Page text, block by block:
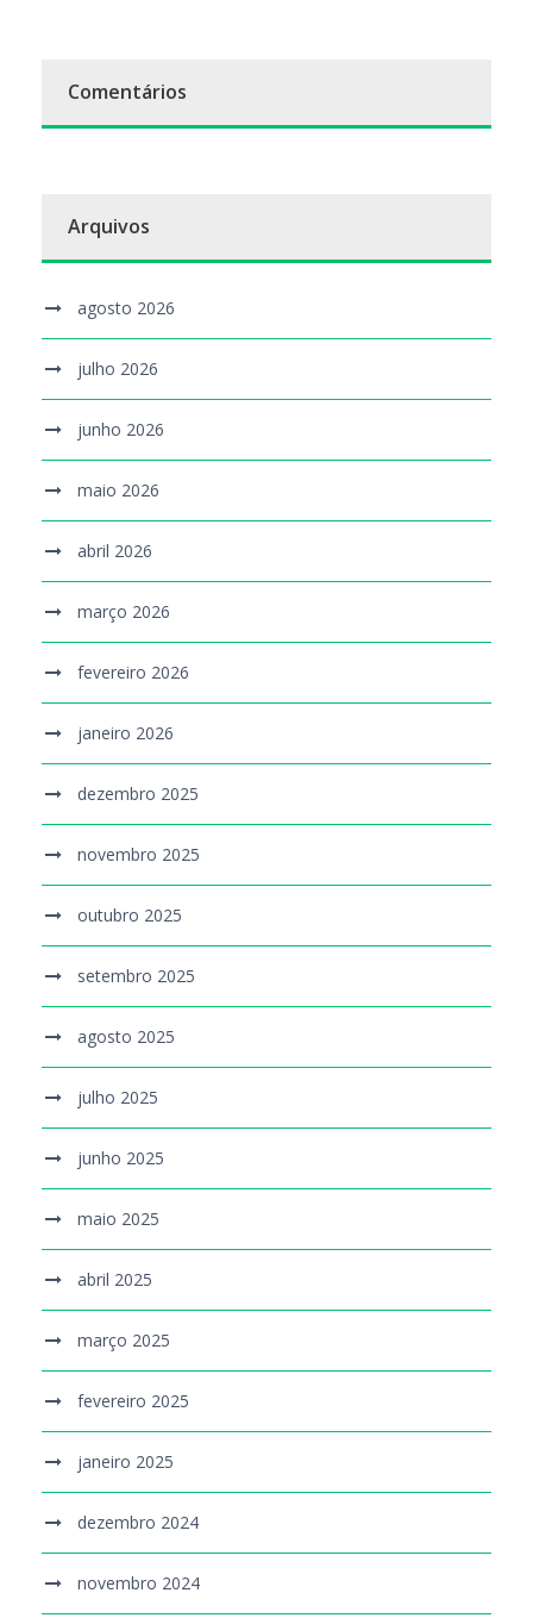
Comentários
Arquivos
agosto 2026
julho 2026
junho 2026
maio 2026
abril 2026
março 2026
fevereiro 2026
janeiro 2026
dezembro 2025
novembro 2025
outubro 2025
setembro 2025
agosto 2025
julho 2025
junho 2025
maio 2025
abril 2025
março 2025
fevereiro 2025
janeiro 2025
dezembro 2024
novembro 2024